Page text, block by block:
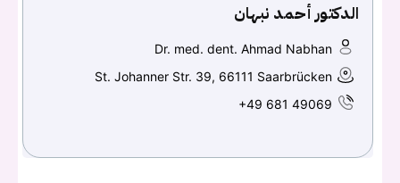
الدكتور أحمد نبهان
Dr. med. dent. Ahmad Nabhan
St. Johanner Str. 39, 66111 Saarbrücken
+49 681 49069